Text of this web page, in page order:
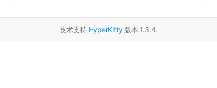
技术支持 HyperKitty 版本 1.3.4.